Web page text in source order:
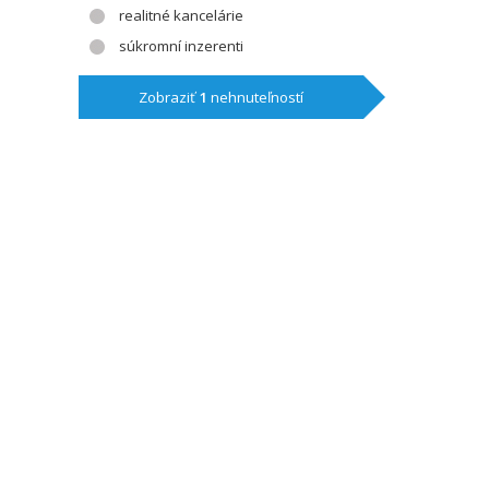
realitné kancelárie
súkromní inzerenti
Zobraziť1 nehnuteľností